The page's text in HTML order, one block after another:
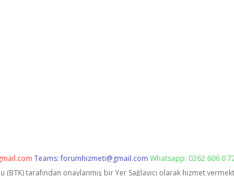
Teams:forumhizmeti@gmail.com Whatsapp: 0262 606 0
(BTK) tarafından onaylanmış bir Yer Sağlayıcı olarak hizmet